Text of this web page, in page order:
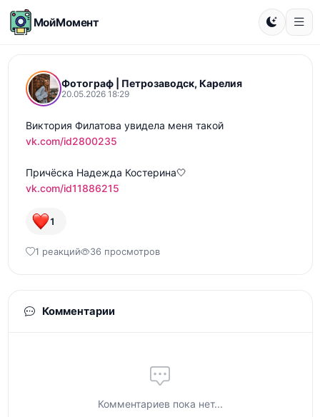
МойМомент
Фотограф | Петрозаводск, Карелия
20.05.2026 18:29
Виктория Филатова увидела меня такой
vk.com/id2800235
vk.com/id11886215
1
1 реакций 36 просмотров
Комментарии
Комментариев пока нет...